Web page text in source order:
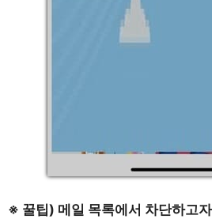
※ 꿀팁) 메일 목록에서 차단하고